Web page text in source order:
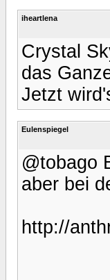
iheartlena
Crystal
das
Jetzt
Eulenspiegel
@tobago
aber bei
http://